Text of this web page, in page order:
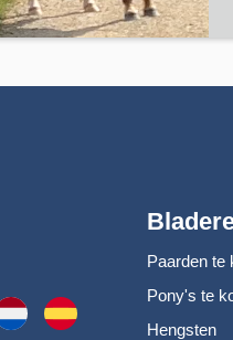
Paarden te
Pony's te
Hengsten